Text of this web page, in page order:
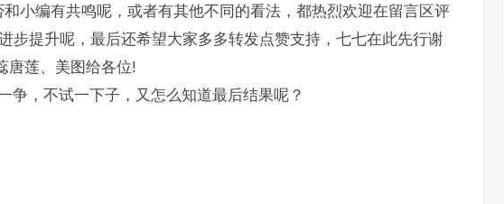
小编有共鸣呢，或者有其他不同的看法，都热烈欢迎在留言区评
步提升呢，最后还希望大家多多转发点赞支持，七七在此先行谢
唐莲、美图给各位!
，不试一下子，又怎么知道最后结果呢？